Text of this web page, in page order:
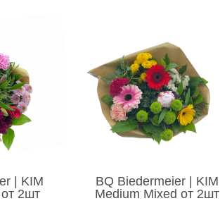
| KIM
2шт
BQ Biedermeier | KIM
Medium Mixed от 2шт